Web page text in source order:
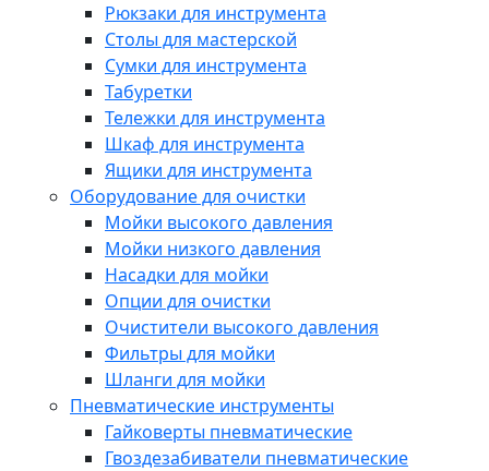
Рюкзаки для инструмента
Столы для мастерской
Сумки для инструмента
Табуретки
Тележки для инструмента
Шкаф для инструмента
Ящики для инструмента
Оборудование для очистки
Мойки высокого давления
Мойки низкого давления
Насадки для мойки
Опции для очистки
Очистители высокого давления
Фильтры для мойки
Шланги для мойки
Пневматические инструменты
Гайковерты пневматические
Гвоздезабиватели пневматические